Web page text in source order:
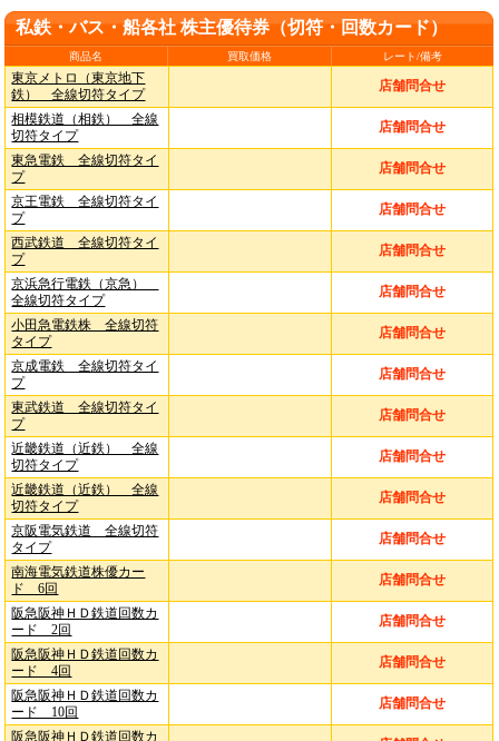
私鉄・バス・船各社 株主優待券（切符・回数カード）
商品名 買取価格 レート/備考
東京メトロ（東京地下
鉄） 全線切符タイプ
店舗問合せ
相模鉄道（相鉄） 全線
切符タイプ
店舗問合せ
東急電鉄 全線切符タイ
プ
店舗問合せ
京王電鉄 全線切符タイ
プ
店舗問合せ
西武鉄道 全線切符タイ
プ
店舗問合せ
京浜急行電鉄（京急）
全線切符タイプ
店舗問合せ
小田急電鉄株 全線切符
タイプ
店舗問合せ
京成電鉄 全線切符タイ
プ
店舗問合せ
東武鉄道 全線切符タイ
プ
店舗問合せ
近畿鉄道（近鉄） 全線
切符タイプ
店舗問合せ
近畿鉄道（近鉄） 全線
切符タイプ
店舗問合せ
京阪電気鉄道 全線切符
タイプ
店舗問合せ
南海電気鉄道株優カー
ド 6回
店舗問合せ
阪急阪神ＨＤ鉄道回数カ
ード 2回
店舗問合せ
阪急阪神ＨＤ鉄道回数カ
ード 4回
店舗問合せ
阪急阪神ＨＤ鉄道回数カ
ード 10回
店舗問合せ
阪急阪神ＨＤ鉄道回数カ